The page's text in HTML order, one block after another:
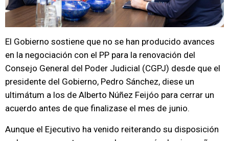
El Gobierno sostiene que no se han producido avances
en la negociación con el PP para la renovación del
Consejo General del Poder Judicial (CGPJ) desde que el
presidente del Gobierno, Pedro Sánchez, diese un
ultimátum a los de Alberto Núñez Feijóo para cerrar un
acuerdo antes de que finalizase el mes de junio.
Aunque el Ejecutivo ha venido reiterando su disposición